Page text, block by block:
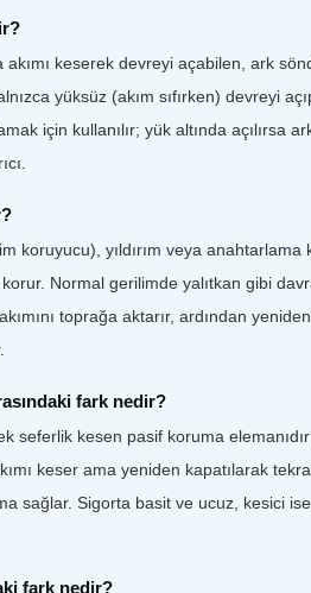
akımı keserek devreyi açabilen, ark
yüksüz (akım sıfırken) devreyi
için kullanılır; yük altında açılırsa
koruyucu), yıldırım veya anahtarlama
Normal gerilimde yalıtkan gibi
toprağa aktarır, ardından
fark nedir?
seferlik kesen pasif koruma
keser ama yeniden kapatılarak
sağlar. Sigorta basit ve ucuz, kesici
fark nedir?